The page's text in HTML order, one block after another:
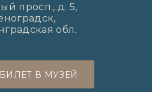
просп., д. 5,
обл.
В МУЗЕЙ